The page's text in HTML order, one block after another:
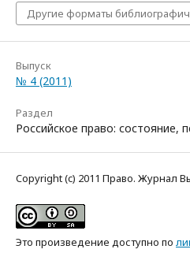
Другие форматы
Выпуск
№ 4 (2011)
Раздел
Российское право: состояние,
Copyright (c) 2011 Право. Журнал
Это произведение доступно по